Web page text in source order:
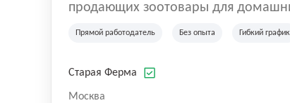
продающих зоотовары для
крупнейших маркетплейсах
товаров по всей территории
SKU, премиальные бренды кормов
Прямой работодатель Без опыта Гибкий график
Старая Ферма
Москва